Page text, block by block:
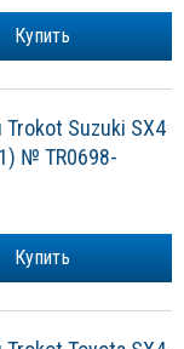
Купить
Suzuki SX4
№ TR0698-
Купить